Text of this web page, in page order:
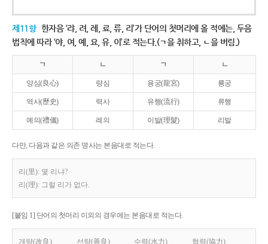
제11항 한자음 ‘랴, 려, 례, 료, 류, 리’가 단어의 첫머리에 올 적에는, 두음
법칙에 따라 ‘야, 여, 예, 요, 유, 이’로 적는다.(ㄱ을 취하고, ㄴ을 버림.)
ㄱ ㄴ ㄱ ㄴ
양심(良心) 량심 용궁(龍宮) 룡궁
역사(歷史) 력사 유행(流行) 류행
예의(禮儀) 례의 이발(理髮) 리발
다만, 다음과 같은 의존 명사는 본음대로 적는다.
리(里): 몇 리냐?
리(理): 그럴 리가 없다.
[붙임 1] 단어의 첫머리 이외의 경우에는 본음대로 적는다.
개량(改良) 선량(善良) 수력(水力)
협력(協力)